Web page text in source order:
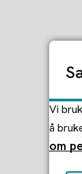
Vi
å
om